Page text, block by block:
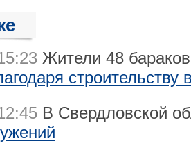
Жители 48
В Свердловской